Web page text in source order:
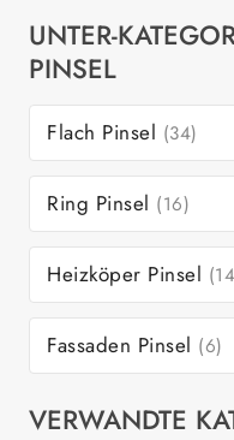
UNTER-
PINSEL
Flach Pinsel (34)
Ring Pinsel (16)
Heizköper Pinsel
Fassaden Pinsel (6)
VERWANDTE